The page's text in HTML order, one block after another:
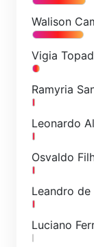
Walison
Vigia
Ramyria
Leonardo
Osvaldo
Leandro de
Luciano